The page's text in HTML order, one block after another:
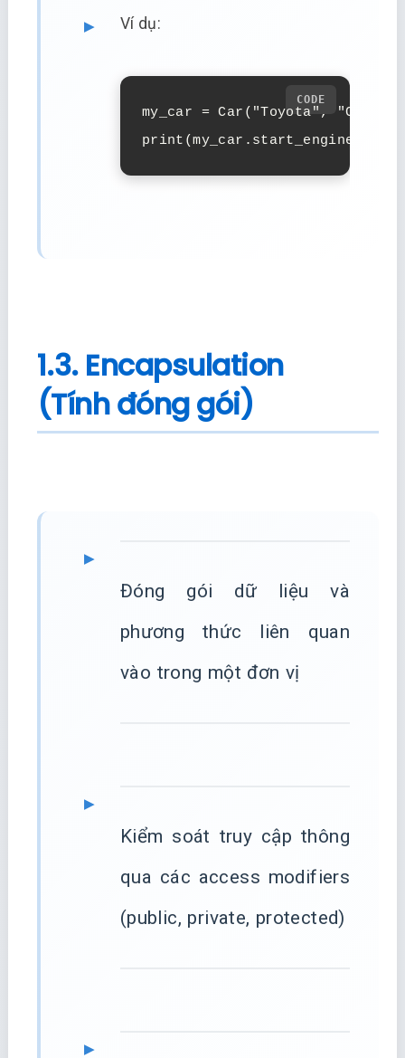
Ví dụ:
my_car = Car("Toyota",
print(my_car.start_engine())  #
1.3. Encapsulation
(Tính đóng gói)
Đóng gói dữ liệu và
phương thức liên quan
vào trong một đơn vị
Kiểm soát truy cập thông
qua các access modifiers
(public, private, protected)